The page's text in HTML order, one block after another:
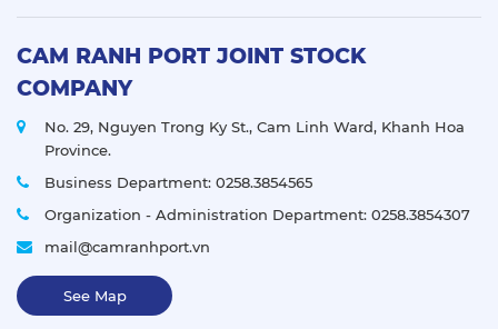
CAM RANH PORT JOINT STOCK
COMPANY
No. 29, Nguyen Trong Ky St., Cam Linh Ward, Khanh Hoa
Province.
Business Department: 0258.3854565
Organization - Administration Department: 0258.3854307
mail@camranhport.vn
See Map